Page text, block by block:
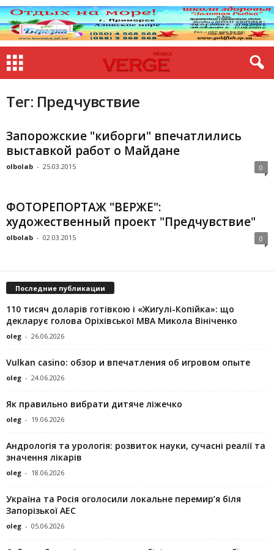
Тег: Предчувствие
Запорожские "киборги" впечатлились
выставкой работ о Майдане
olbolab - 25.03.2015 0
ФОТОРЕПОРТАЖ "ВЕРЖЕ":
художественный проект "Предчувствие"
olbolab - 02.03.2015 0
Последние публикации
110 тисяч доларів готівкою і «Жигулі-Копійка»: що
декларує голова Оріхівської МВА Микола Вініченко
oleg - 26.06.2026
Vulkan casino: обзор и впечатления об игровом опыте
oleg - 24.06.2026
Як правильно вибрати дитяче ліжечко
oleg - 19.06.2026
Андрологія та урологія: розвиток науки, сучасні реалії та
значення лікарів
oleg - 18.06.2026
Україна та Росія оголосили локальне перемир’я біля
Запорізької АЕС
oleg - 05.06.2026